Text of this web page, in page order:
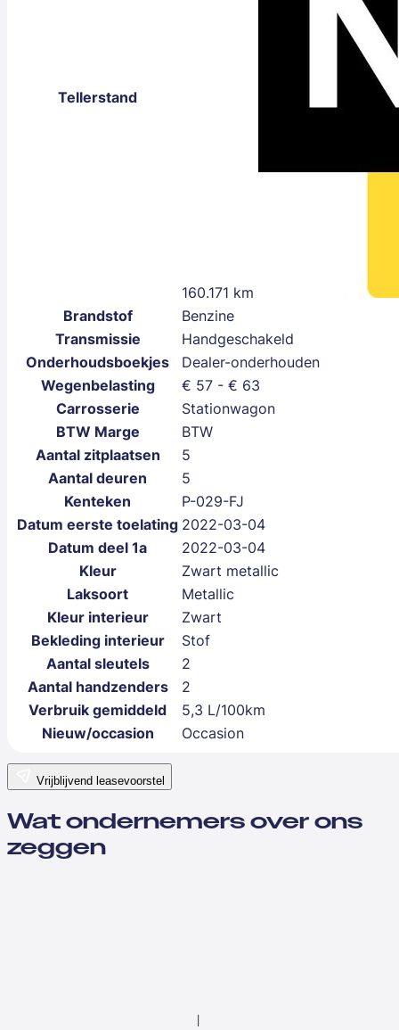
Tellerstand
160.171 km
Brandstof
Benzine
Transmissie
Handgeschakeld
Onderhoudsboekjes
Dealer-onderhouden
Wegenbelasting
€ 57 - € 63
Carrosserie
Stationwagon
BTW Marge
BTW
Aantal zitplaatsen
5
Aantal deuren
5
Kenteken
P-029-FJ
Datum eerste toelating 2022-03-04
Datum deel 1a
2022-03-04
Kleur
Zwart metallic
Laksoort
Metallic
Kleur interieur
Zwart
Bekleding interieur
Stof
Aantal sleutels
2
Aantal handzenders
2
Verbruik gemiddeld
5,3 L/100km
Nieuw/occasion
Occasion
Vrijblijvend leasevoorstel
Wat ondernemers over ons
zeggen